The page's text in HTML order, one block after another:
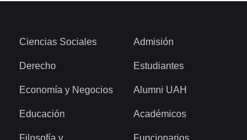
Ciencias Sociales
Derecho
Economía y Negocios
Educación
Filosofía y
Admisión
Estudiantes
Alumni UAH
Académicos
Funcionarios